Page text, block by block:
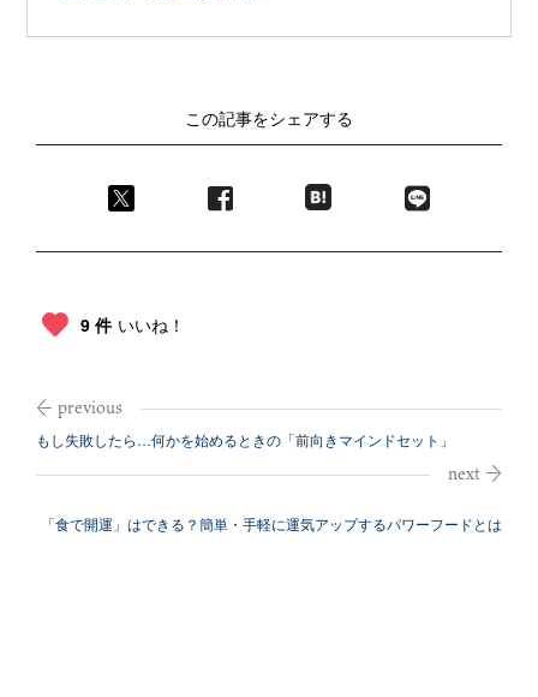
この記事をシェアする
9 件 いいね！
もし失敗したら…何かを始めるときの「前向きマインドセット」
「食で開運」はできる？簡単・手軽に運気アップするパワーフードとは